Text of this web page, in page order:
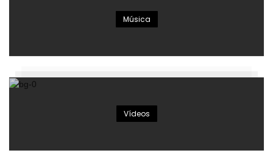
Música
Vídeos